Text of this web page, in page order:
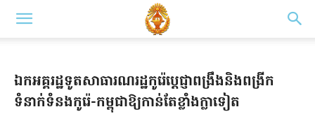
ឯកអគ្គរដ្ឋទូតសាធារណរដ្ឋកូរ៉េប្ដេជ្ញាពង្រឹងនិងពង្រីក
ទំនាក់ទំនងកូរ៉េ-កម្ពុជាឱ្យកាន់តែខ្លាំងក្លាទៀត